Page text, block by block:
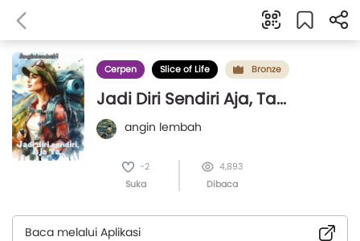
Cerpen Slice of Life Bronze
Jadi Diri Sendiri Aja, Ta...
angin lembah
-2
Suka
4,893
Dibaca
Baca melalui Aplikasi